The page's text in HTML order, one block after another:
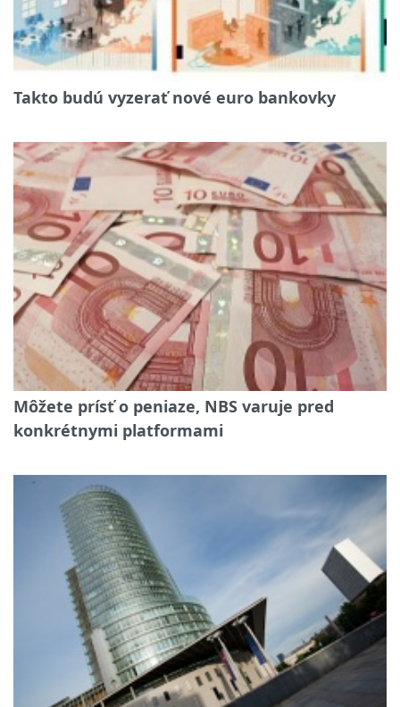
Takto budú vyzerať nové euro bankovky
Môžete prísť o peniaze, NBS varuje pred
konkrétnymi platformami